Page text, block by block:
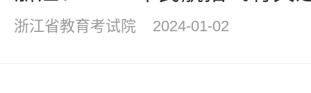
浙江省教育考试院 2024-01-02